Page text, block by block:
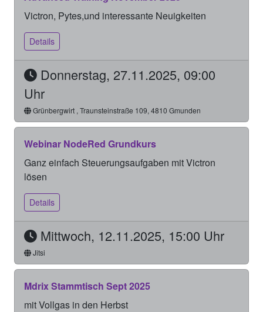
Victron, Pytes,und interessante Neuigkeiten
Details
Donnerstag, 27.11.2025, 09:00
Uhr
Grünbergwirt , Traunsteinstraße 109, 4810 Gmunden
Webinar NodeRed Grundkurs
Ganz einfach Steuerungsaufgaben mit Victron
lösen
Details
Mittwoch, 12.11.2025, 15:00 Uhr
Jitsi
Mdrix Stammtisch Sept 2025
mit Vollgas in den Herbst